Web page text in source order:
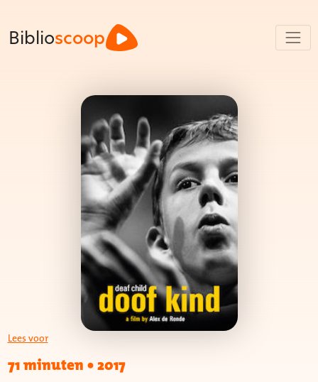
Biblioscoop
Lees voor
71 minuten•2017